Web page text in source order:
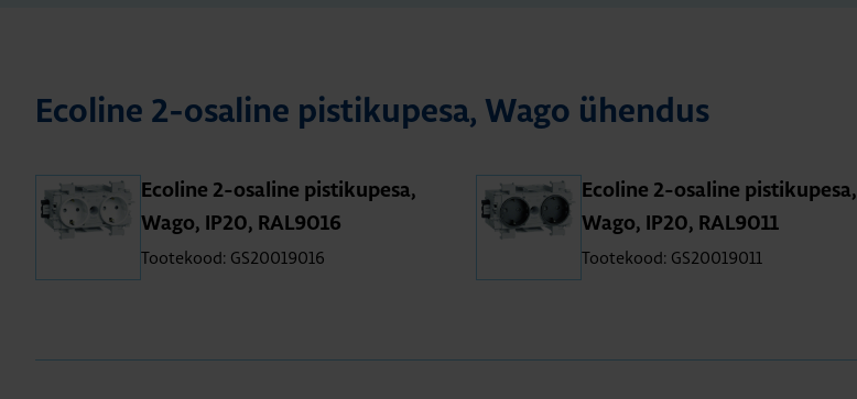
Eco­line 2-osa­line pis­ti­ku­pesa, Wago ühen­dus
Eco­line 2-osa­line pis­ti­ku­pesa,
Wago, IP20, RAL9016
Tootekood: GS20019016
Eco­line 2-osa­line pis­ti­ku­pesa,
Wago, IP20, RAL9011
Tootekood: GS20019011